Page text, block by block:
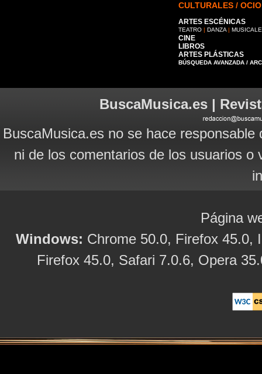
CULTURALES / OCIO
ARTES ESCÉNICAS
TEATRO | DANZA |
CINE
LIBROS
ARTES PLÁSTICAS
BÚSQUEDA AVANZADA /
BuscaMusica.es |
BuscaMusica.es no se hace
ni de los comentarios de los usuarios
Página
Windows: Chrome 50.0, Firefox 45.0,
Firefox 45.0, Safari 7.0.6, Opera